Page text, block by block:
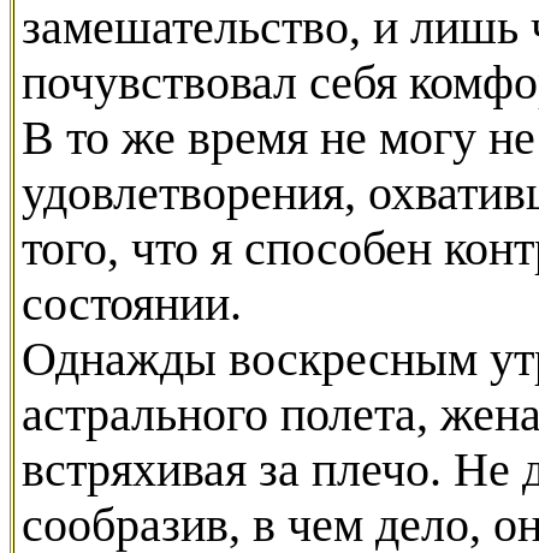
замешательство, и лишь
почувствовал себя
В то же время не могу не
удовлетворения,
того, что я способен
состоянии.
Однажды воскресным
астрального полета,
встряхивая за плечо. Не
сообразив, в чем дело,